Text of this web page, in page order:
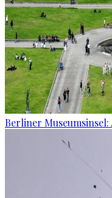
Berliner Museumsinsel: